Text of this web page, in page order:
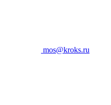
mos@kroks.ru